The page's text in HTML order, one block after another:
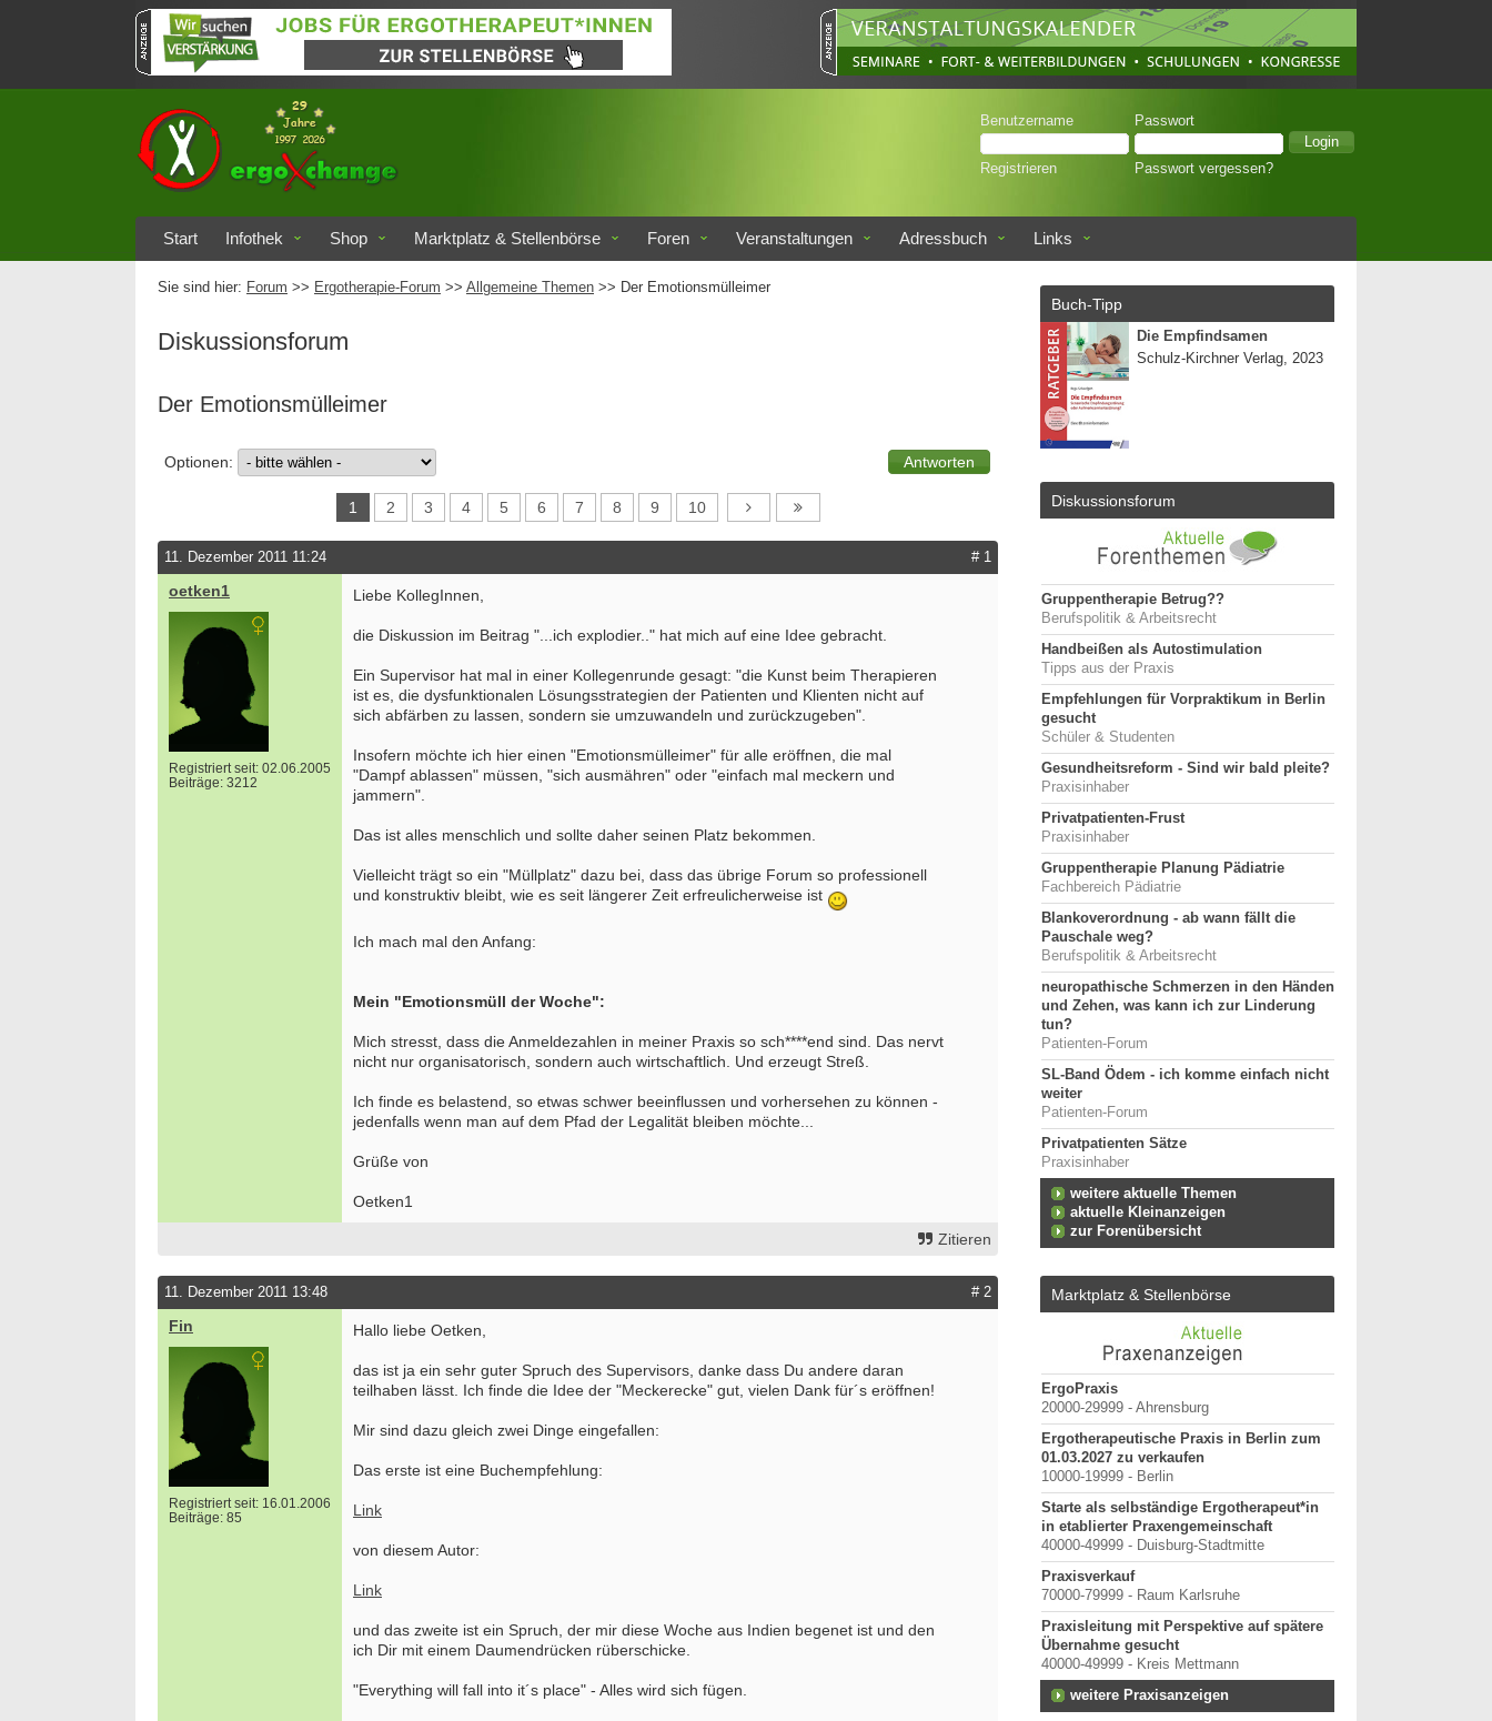
Benutzername Passwort
Registrieren Passwort vergessen?
Start Infothek Shop Marktplatz & Stellenbörse Foren Veranstaltungen Adressbuch Links
Sie sind hier: Forum >> Ergotherapie-Forum >> Allgemeine Themen >> Der Emotionsmülleimer
Diskussionsforum
Der Emotionsmülleimer
Optionen:
1 2 3 4 5 6 7 8 9 10
11. Dezember 2011 11:24 # 1
oetken1
Registriert seit: 02.06.2005
Beiträge: 3212
Liebe KollegInnen,
die Diskussion im Beitrag "...ich explodier.." hat mich auf eine Idee gebracht.
Ein Supervisor hat mal in einer Kollegenrunde gesagt: "die Kunst beim Therapieren
ist es, die dysfunktionalen Lösungsstrategien der Patienten und Klienten nicht auf
sich abfärben zu lassen, sondern sie umzuwandeln und zurückzugeben".
Insofern möchte ich hier einen "Emotionsmülleimer" für alle eröffnen, die mal
"Dampf ablassen" müssen, "sich ausmähren" oder "einfach mal meckern und
jammern".
Das ist alles menschlich und sollte daher seinen Platz bekommen.
Vielleicht trägt so ein "Müllplatz" dazu bei, dass das übrige Forum so professionell
und konstruktiv bleibt, wie es seit längerer Zeit erfreulicherweise ist
Ich mach mal den Anfang:
Mein "Emotionsmüll der Woche":
Mich stresst, dass die Anmeldezahlen in meiner Praxis so sch****end sind. Das nervt
nicht nur organisatorisch, sondern auch wirtschaftlich. Und erzeugt Streß.
Ich finde es belastend, so etwas schwer beeinflussen und vorhersehen zu können -
jedenfalls wenn man auf dem Pfad der Legalität bleiben möchte...
Grüße von
Oetken1
Zitieren
11. Dezember 2011 13:48 # 2
Fin
Registriert seit: 16.01.2006
Beiträge: 85
Hallo liebe Oetken,
das ist ja ein sehr guter Spruch des Supervisors, danke dass Du andere daran
teilhaben lässt. Ich finde die Idee der "Meckerecke" gut, vielen Dank für´s eröffnen!
Mir sind dazu gleich zwei Dinge eingefallen:
Das erste ist eine Buchempfehlung:
Link
von diesem Autor:
Link
und das zweite ist ein Spruch, der mir diese Woche aus Indien begenet ist und den
ich Dir mit einem Daumendrücken rüberschicke.
"Everything will fall into it´s place" - Alles wird sich fügen.
Buch-Tipp
Die Empfindsamen
Schulz-Kirchner Verlag, 2023
Diskussionsforum
Gruppentherapie Betrug??
Berufspolitik & Arbeitsrecht
Handbeißen als Autostimulation
Tipps aus der Praxis
Empfehlungen für Vorpraktikum in Berlin
gesucht
Schüler & Studenten
Gesundheitsreform - Sind wir bald pleite?
Praxisinhaber
Privatpatienten-Frust
Praxisinhaber
Gruppentherapie Planung Pädiatrie
Fachbereich Pädiatrie
Blankoverordnung - ab wann fällt die
Pauschale weg?
Berufspolitik & Arbeitsrecht
neuropathische Schmerzen in den Händen
und Zehen, was kann ich zur Linderung
tun?
Patienten-Forum
SL-Band Ödem - ich komme einfach nicht
weiter
Patienten-Forum
Privatpatienten Sätze
Praxisinhaber
weitere aktuelle Themen
aktuelle Kleinanzeigen
zur Forenübersicht
Marktplatz & Stellenbörse
Bewerbung um einen Praktikumsplatz für
Berlin/ Mitte
Ergotherapeut*in (m/w/d) zur Erweiterung
13507 - Berlin
ErgoPraxis
20000-29999 - Ahrensburg
Ergotherapeutische Praxis in Berlin zum
01.03.2027 zu verkaufen
10000-19999 - Berlin
Starte als selbständige Ergotherapeut*in
in etablierter Praxengemeinschaft
40000-49999 - Duisburg-Stadtmitte
Praxisverkauf
70000-79999 - Raum Karlsruhe
Praxisleitung mit Perspektive auf spätere
Übernahme gesucht
40000-49999 - Kreis Mettmann
weitere Praxisanzeigen